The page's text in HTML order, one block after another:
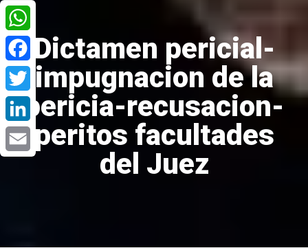
Dictamen pericial-
impugnacion de la
pericia-recusacion-
peritos facultades
del Juez
WhatsApp
Facebook
Twitter
LinkedIn